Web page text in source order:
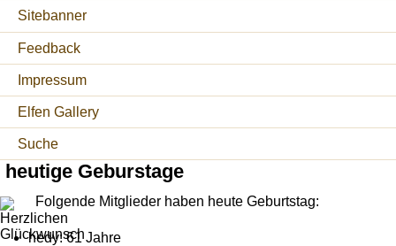
Sitebanner
Feedback
Impressum
Elfen Gallery
Suche
heutige Geburstage
Folgende Mitglieder haben heute Geburtstag:
hedy: 61 Jahre